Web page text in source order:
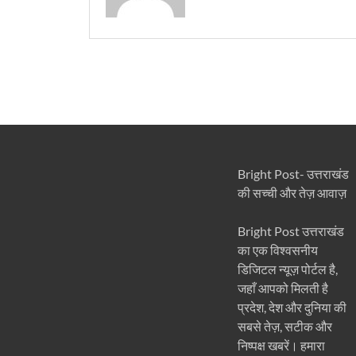
Bright Post- उत्तराखंड
की सच्ची और तेज़ आवाज़
Bright Post उत्तराखंड
का एक विश्वसनीय
डिजिटल न्यूज़ पोर्टल है,
जहाँ आपको मिलती है
प्रदेश, देश और दुनिया की
सबसे तेज़, सटीक और
निष्पक्ष खबरें। हमारा